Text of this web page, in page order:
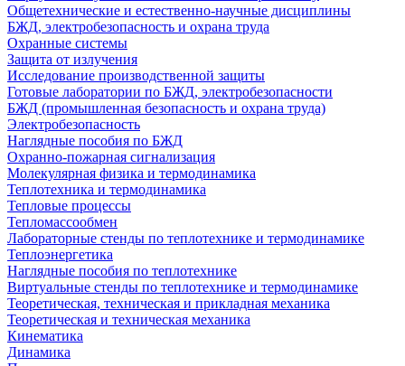
Общетехнические и естественно-научные дисциплины
БЖД, электробезопасность и охрана труда
Охранные системы
Защита от излучения
Исследование производственной защиты
Готовые лаборатории по БЖД, электробезопасности
БЖД (промышленная безопасность и охрана труда)
Электробезопасность
Наглядные пособия по БЖД
Охранно-пожарная сигнализация
Молекулярная физика и термодинамика
Теплотехника и термодинамика
Тепловые процессы
Тепломассообмен
Лабораторные стенды по теплотехнике и термодинамике
Теплоэнергетика
Наглядные пособия по теплотехнике
Виртуальные стенды по теплотехнике и термодинамике
Теоретическая, техническая и прикладная механика
Теоретическая и техническая механика
Кинематика
Динамика